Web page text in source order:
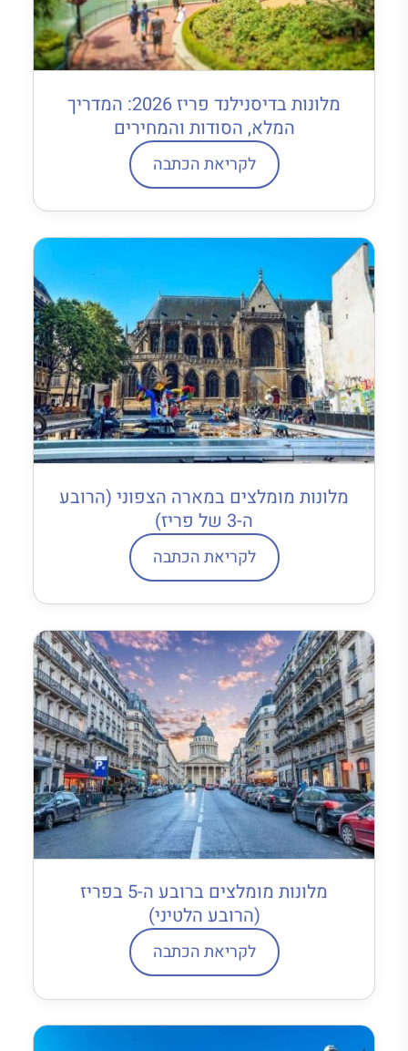
מלונות בדיסנילנד פריז 2026: המדריך
המלא, הסודות והמחירים
לקריאת הכתבה
מלונות מומלצים במארה הצפוני (הרובע
ה-3 של פריז)
לקריאת הכתבה
מלונות מומלצים ברובע ה-5 בפריז
(הרובע הלטיני)
לקריאת הכתבה